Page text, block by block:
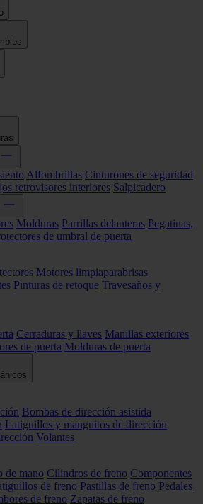
Alfombrillas Cinturones de seguridad
retrovisores interiores Salpicadero
Molduras Parrillas delanteras Pegatinas,
de umbral de puerta
Motores limpiaparabrisas
Pinturas de retoque Travesaños y
Cerraduras y llaves Manillas exteriores
de puerta Molduras de puerta
Bombas de dirección asistida
Latiguillos y manguitos de dirección
Volantes
de mano Cilindros de freno Componentes
de freno Pastillas de freno Pedales
de freno Zapatas de freno